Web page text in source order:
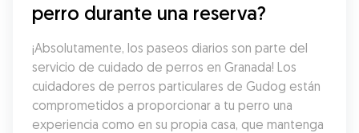
perro durante una reserva?
¡Absolutamente, los paseos diarios son parte del
servicio de cuidado de perros en Granada! Los
cuidadores de perros particulares de Gudog están
comprometidos a proporcionar a tu perro una
experiencia como en su propia casa, que mantenga